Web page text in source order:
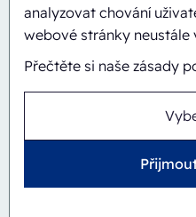
analyzovat chování
webové stránky neustále
Přečtěte si naše zásady
Inline